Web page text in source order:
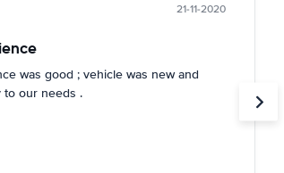
21-11-2020
was good ; vehicle was new and
to our needs .